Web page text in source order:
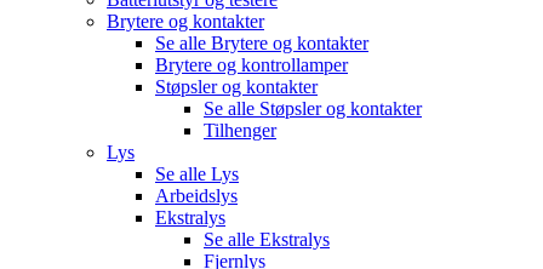
Brytere og kontakter
Se alle Brytere og kontakter
Brytere og kontrollamper
Støpsler og kontakter
Se alle Støpsler og kontakter
Tilhenger
Lys
Se alle Lys
Arbeidslys
Ekstralys
Se alle Ekstralys
Fjernlys